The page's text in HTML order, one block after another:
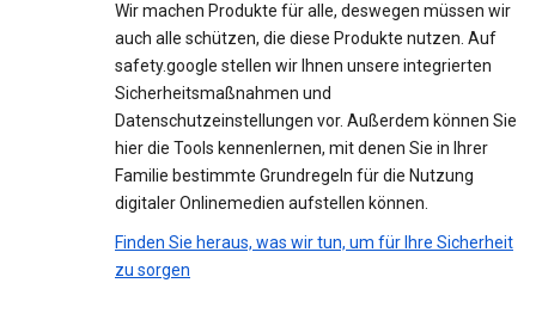
Wir machen Produkte für alle, deswegen müssen wir
auch alle schützen, die diese Produkte nutzen. Auf
safety.google stellen wir Ihnen unsere integrierten
Sicherheitsmaßnahmen und
Datenschutzeinstellungen vor. Außerdem können Sie
hier die Tools kennenlernen, mit denen Sie in Ihrer
Familie bestimmte Grundregeln für die Nutzung
digitaler Onlinemedien aufstellen können.
Finden Sie heraus, was wir tun, um für Ihre Sicherheit
zu sorgen